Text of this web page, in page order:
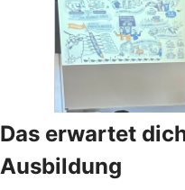
Das erwartet
Ausbildung